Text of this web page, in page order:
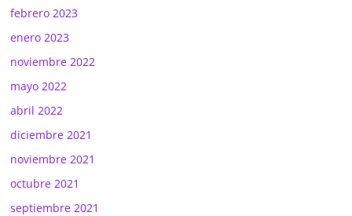
febrero 2023
enero 2023
noviembre 2022
mayo 2022
abril 2022
diciembre 2021
noviembre 2021
octubre 2021
septiembre 2021